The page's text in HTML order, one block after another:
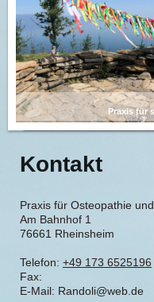
Praxis für
Kontakt
Praxis für Osteopathie
Am Bahnhof 1
76661 Rheinsheim
Telefon: +49 173 6525196
Fax:
E-Mail: Randoli@web.de